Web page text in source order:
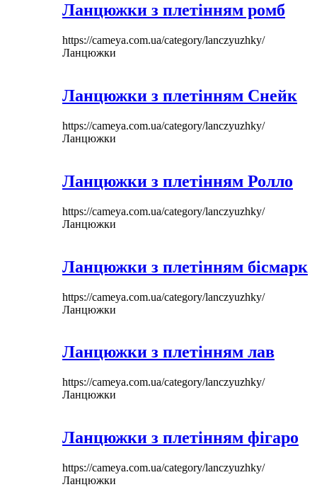
Ланцюжки з плетінням ромб
https://cameya.com.ua/category/lanczyuzhky/
Ланцюжки
Ланцюжки з плетінням Снейк
https://cameya.com.ua/category/lanczyuzhky/
Ланцюжки
Ланцюжки з плетінням Ролло
https://cameya.com.ua/category/lanczyuzhky/
Ланцюжки
Ланцюжки з плетінням бісмарк
https://cameya.com.ua/category/lanczyuzhky/
Ланцюжки
Ланцюжки з плетінням лав
https://cameya.com.ua/category/lanczyuzhky/
Ланцюжки
Ланцюжки з плетінням фігаро
https://cameya.com.ua/category/lanczyuzhky/
Ланцюжки